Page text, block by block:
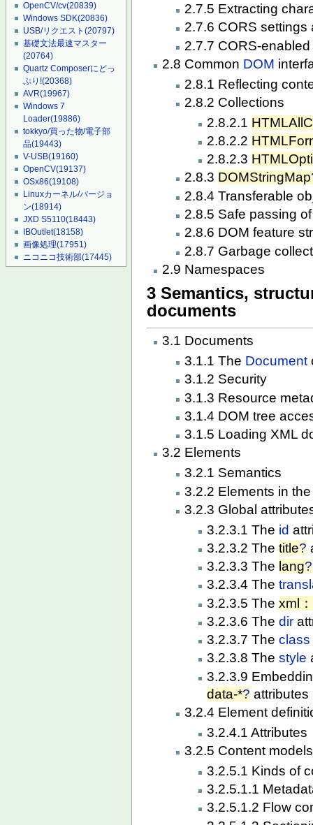
OpenCV/cv(20839)
Windows SDK(20836)
USB/リクエスト(20797)
基礎文法最速マスター
(20764)
Quartz Composerにどっ
ぷり!(20368)
AVR(19967)
Windows 7
Loader(19886)
tokkyo/買った物/電子部
品(19443)
V-USB(19160)
OpenCV(19137)
OSx86(19108)
Linuxカーネル/バージョ
ン(18914)
JXD S5110(18443)
IBOutlet(18158)
画像処理(17951)
ニコニコ技術部(17445)
2.7.5 Extracting
2.7.6 CORS settings
2.7.7 CORS-
2.8 Common DOM
2.8.1 Reflecting
2.8.2 Collections
2.8.2.1
2.8.2.2
2.8.2.3
2.8.3 DOMStringMap
2.8.4 Transferable
2.8.5 Safe passing
2.8.6 DOM feature
2.8.7 Garbage
2.9 Namespaces
3 Semantics,
documents
3.1 Documents
3.1.1 The Document
3.1.2 Security
3.1.3 Resource
3.1.4 DOM tree
3.1.5 Loading XML
3.2 Elements
3.2.1 Semantics
3.2.2 Elements in
3.2.3 Global
3.2.3.1 The id
3.2.3.2 Thetitle?
3.2.3.3 The lang?
3.2.3.4 The
3.2.3.5 Thexml
3.2.3.6 Thedir
3.2.3.7 Theclass
3.2.3.8 Thestyle
3.2.3.9
data-*? attributes
3.2.4 Element
3.2.4.1 Attributes
3.2.5 Content models
3.2.5.1 Kinds of
3.2.5.1.1
3.2.5.1.2 Flow